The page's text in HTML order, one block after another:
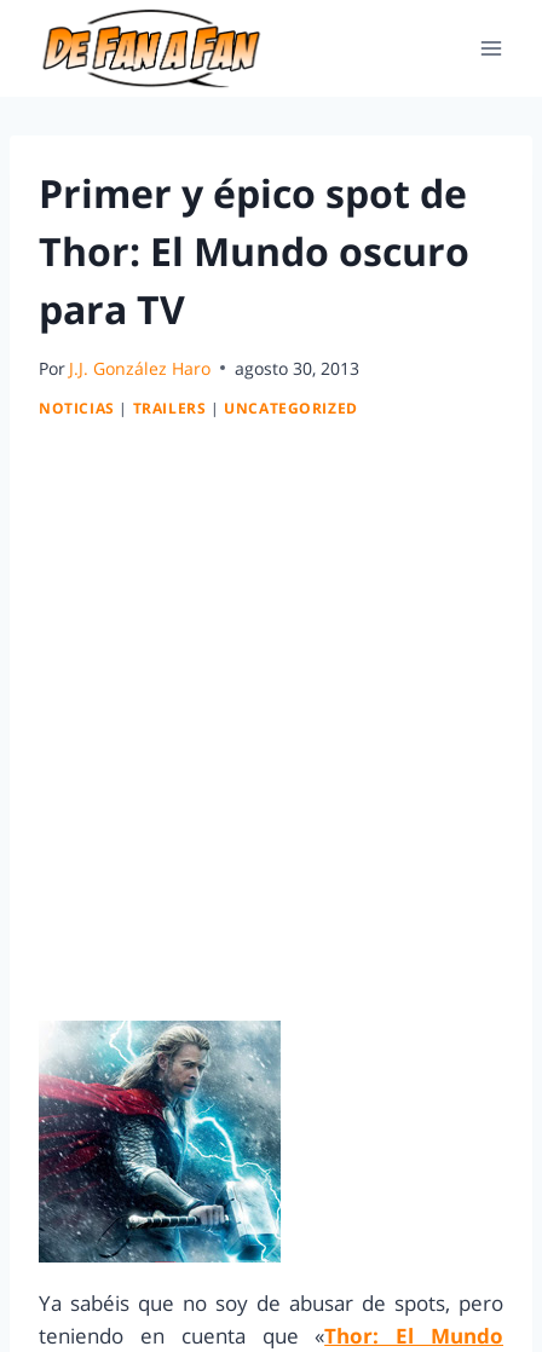
Primer y épico spot de
Thor: El Mundo oscuro
para TV
Por J.J. González Haro agosto 30, 2013
NOTICIAS | TRAILERS | UNCATEGORIZED
Ya sabéis que no soy de abusar de spots, pero
teniendo en cuenta que «Thor: El Mundo